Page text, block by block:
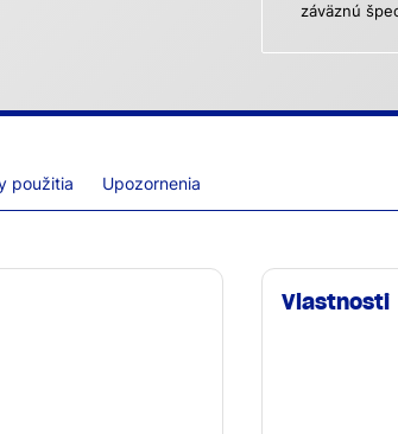
záväznú
použitia Upozornenia
Vlastnosti